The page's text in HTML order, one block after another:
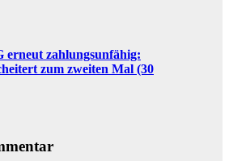
erneut zahlungsunfähig:
zum zweiten Mal (30